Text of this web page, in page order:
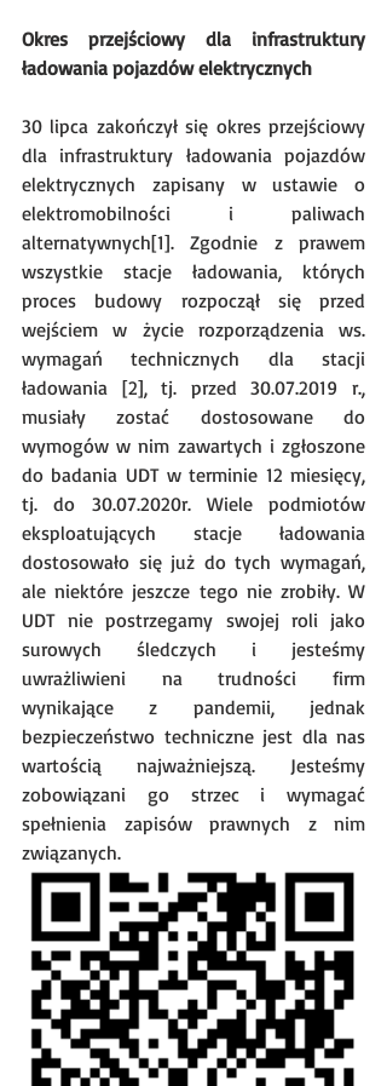
Okres przejściowy dla infrastruktury
ładowania pojazdów elektrycznych
30 lipca zakończył się okres przejściowy
dla infrastruktury ładowania pojazdów
elektrycznych zapisany w ustawie o
elektromobilności i paliwach
alternatywnych[1]. Zgodnie z prawem
wszystkie stacje ładowania, których
proces budowy rozpoczął się przed
wejściem w życie rozporządzenia ws.
wymagań technicznych dla stacji
ładowania [2], tj. przed 30.07.2019 r.,
musiały zostać dostosowane do
wymogów w nim zawartych i zgłoszone
do badania UDT w terminie 12 miesięcy,
tj. do 30.07.2020r. Wiele podmiotów
eksploatujących stacje ładowania
dostosowało się już do tych wymagań,
ale niektóre jeszcze tego nie zrobiły. W
UDT nie postrzegamy swojej roli jako
surowych śledczych i jesteśmy
uwrażliwieni na trudności firm
wynikające z pandemii, jednak
bezpieczeństwo techniczne jest dla nas
wartością najważniejszą. Jesteśmy
zobowiązani go strzec i wymagać
spełnienia zapisów prawnych z nim
związanych.